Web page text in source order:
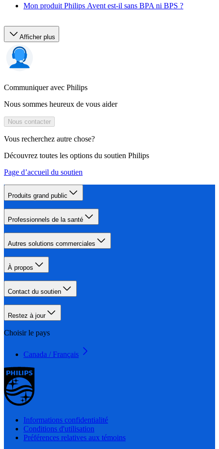
Mon produit Philips Avent est-il sans BPA ni BPS ?
Afficher plus
Communiquer avec Philips
Nous sommes heureux de vous aider
Nous contacter
Vous recherchez autre chose?
Découvrez toutes les options du soutien Philips
Page d’accueil du soutien
Produits grand public
Professionnels de la santé
Autres solutions commerciales
À propos
Contact du soutien
Restez à jour
Choisir le pays
Canada / Français
Informations confidentialité
Conditions d'utilisation
Préférences relatives aux témoins